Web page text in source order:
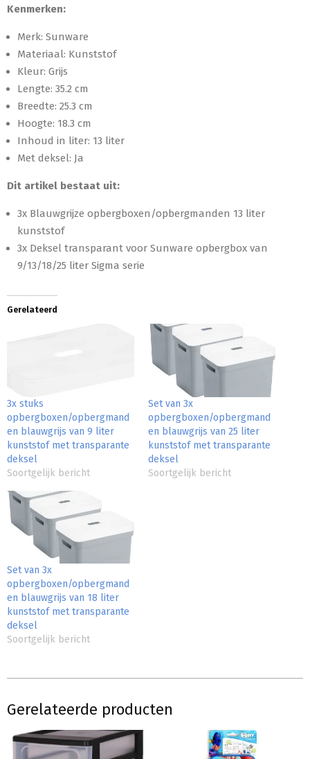
Kenmerken:
Merk: Sunware
Materiaal: Kunststof
Kleur: Grijs
Lengte: 35.2 cm
Breedte: 25.3 cm
Hoogte: 18.3 cm
Inhoud in liter: 13 liter
Met deksel: Ja
Dit artikel bestaat uit:
3x Blauwgrijze opbergboxen/opbergmanden 13 liter
kunststof
3x Deksel transparant voor Sunware opbergbox van
9/13/18/25 liter Sigma serie
Gerelateerd
3x stuks
opbergboxen/opbergmand
en blauwgrijs van 9 liter
kunststof met transparante
deksel
Soortgelijk bericht
Set van 3x
opbergboxen/opbergmand
en blauwgrijs van 25 liter
kunststof met transparante
deksel
Soortgelijk bericht
Set van 3x
opbergboxen/opbergmand
en blauwgrijs van 18 liter
kunststof met transparante
deksel
Soortgelijk bericht
Gerelateerde producten